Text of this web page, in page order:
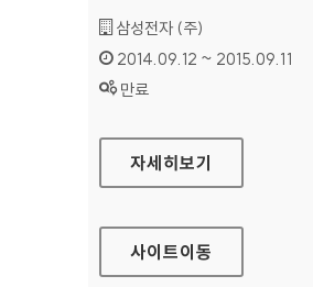
기관명 :
삼성전자 (주)
인증기간 :
2014.09.12 ~ 2015.09.11
상태 :
만료
삼성전자 승마단 홈페이지
자세히보기
사이트이동